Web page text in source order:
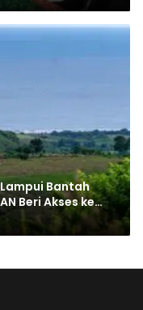
Bantah
Beri Akses ke